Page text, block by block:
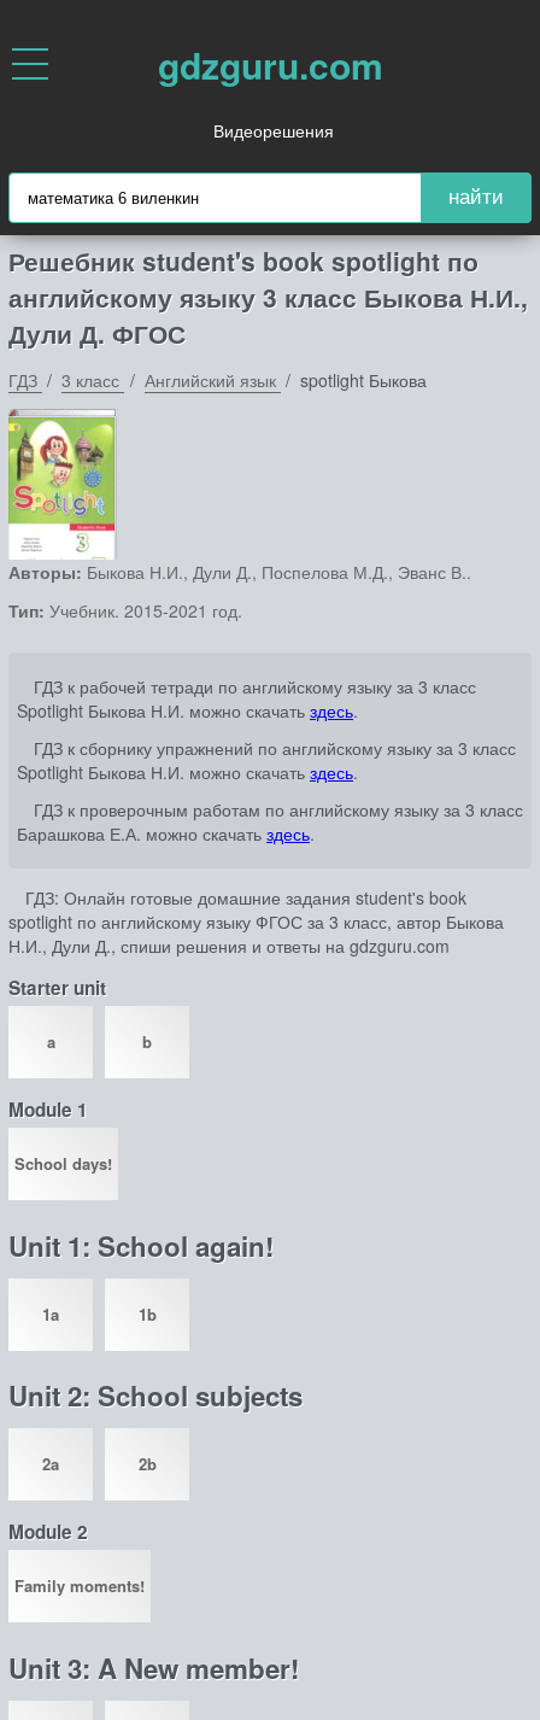
gdzguru.com
Видеорешения
найти
Решебник student's book spotlight по
английскому языку 3 класс Быкова Н.И.,
Дули Д. ФГОС
ГДЗ 3 класс Английский язык spotlight Быкова
Авторы: Быкова Н.И., Дули Д., Поспелова М.Д., Эванс В..
Тип: Учебник. 2015-2021 год.
ГДЗ к рабочей тетради по английскому языку за 3 класс
Spotlight Быкова Н.И. можно скачать здесь.
ГДЗ к сборнику упражнений по английскому языку за 3 класс
Spotlight Быкова Н.И. можно скачать здесь.
ГДЗ к проверочным работам по английскому языку за 3 класс
Барашкова Е.А. можно скачать здесь.
ГДЗ: Онлайн готовые домашние задания student's book
spotlight по английскому языку ФГОС за 3 класс, автор Быкова
Н.И., Дули Д., спиши решения и ответы на gdzguru.com
Starter unit
a b
Module 1
School days!
Unit 1: School again!
1a 1b
Unit 2: School subjects
2a 2b
Module 2
Family moments!
Unit 3: A New member!